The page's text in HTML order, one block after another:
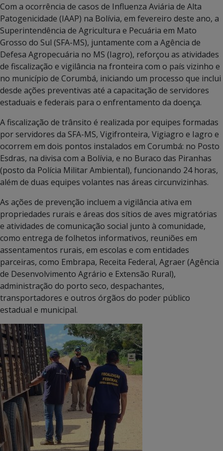
Com a ocorrência de casos de Influenza Aviária de Alta
Patogenicidade (IAAP) na Bolívia, em fevereiro deste ano, a
Superintendência de Agricultura e Pecuária em Mato
Grosso do Sul (SFA-MS), juntamente com a Agência de
Defesa Agropecuária no MS (Iagro), reforçou as atividades
de fiscalização e vigilância na fronteira com o país vizinho e
no município de Corumbá, iniciando um processo que inclui
desde ações preventivas até a capacitação de servidores
estaduais e federais para o enfrentamento da doença.
A fiscalização de trânsito é realizada por equipes formadas
por servidores da SFA-MS, Vigifronteira, Vigiagro e Iagro e
ocorrem em dois pontos instalados em Corumbá: no Posto
Esdras, na divisa com a Bolívia, e no Buraco das Piranhas
(posto da Polícia Militar Ambiental), funcionando 24 horas,
além de duas equipes volantes nas áreas circunvizinhas.
As ações de prevenção incluem a vigilância ativa em
propriedades rurais e áreas dos sítios de aves migratórias
e atividades de comunicação social junto à comunidade,
como entrega de folhetos informativos, reuniões em
assentamentos rurais, em escolas e com entidades
parceiras, como Embrapa, Receita Federal, Agraer (Agência
de Desenvolvimento Agrário e Extensão Rural),
administração do porto seco, despachantes,
transportadores e outros órgãos do poder público
estadual e municipal.